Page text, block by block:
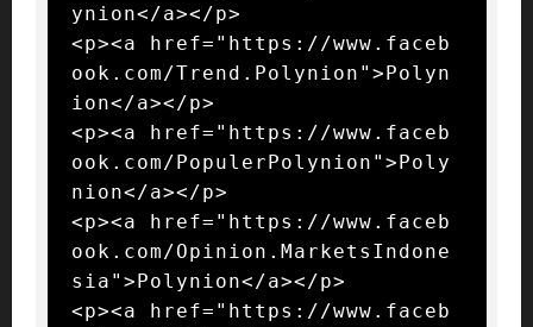
ynion</a></p>
<p><a href="https://www.faceb
ook.com/Trend.Polynion">Polyn
ion</a></p>
<p><a href="https://www.faceb
ook.com/PopulerPolynion">Poly
nion</a></p>
<p><a href="https://www.faceb
ook.com/Opinion.MarketsIndone
sia">Polynion</a></p>
<p><a href="https://www.faceb